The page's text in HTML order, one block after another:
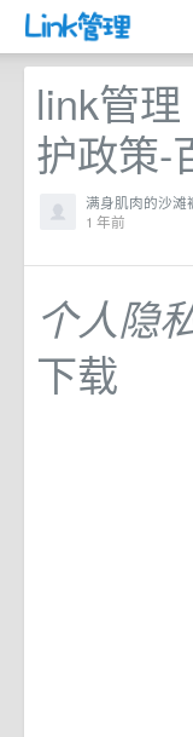
link管理
护政策-
满身肌肉的沙滩
1 年前
个人隐
下载